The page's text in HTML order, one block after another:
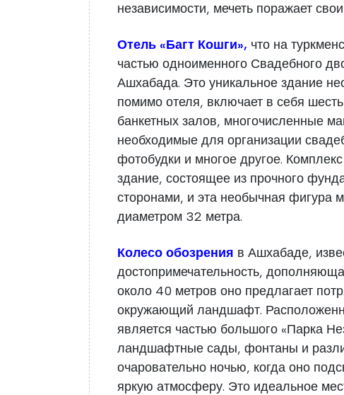
независимости, мечеть поражает
Отель «Багт Кошги», что на
частью одноименного Свадебного
Ашхабада. Это уникальное здание
помимо отеля, включает в себя
банкетных залов, многочисленные
необходимые для организации
фотобудки и многое другое.
здание, состоящее из прочного
сторонами, и эта необычная фигура
диаметром 32 метра.
Колесо обозрения в Ашхабаде,
достопримечательность,
около 40 метров оно предлагает
окружающий ландшафт.
является частью большого «Парка
ландшафтные сады, фонтаны и
очаровательно ночью, когда оно
яркую атмосферу. Это идеальное